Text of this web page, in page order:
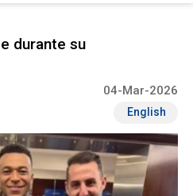
durante su
04-Mar-2026
English